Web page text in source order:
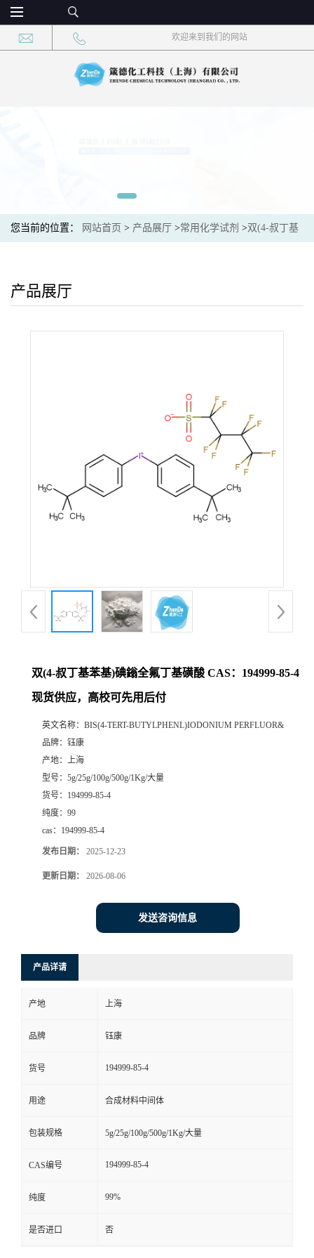
欢迎来到我们的网站
您当前的位置： 网站首页 > 产品展厅 >常用化学试剂 >双(4-叔丁基
后付
产品展厅
双(4-叔丁基苯基)碘鎓全氟丁基磺酸 CAS：194999-85-4
现货供应，高校可先用后付
英文名称： BIS(4-TERT-BUTYLPHENL)IODONIUM PERFLUOR&
品牌： 钰康
产地： 上海
型号： 5g/25g/100g/500g/1Kg/大量
货号： 194999-85-4
纯度： 99
cas： 194999-85-4
发布日期： 2025-12-23
更新日期： 2026-08-06
发送咨询信息
产品详请
产地 上海
品牌 钰康
货号 194999-85-4
用途 合成材料中间体
包装规格 5g/25g/100g/500g/1Kg/大量
CAS编号 194999-85-4
纯度 99%
是否进口 否